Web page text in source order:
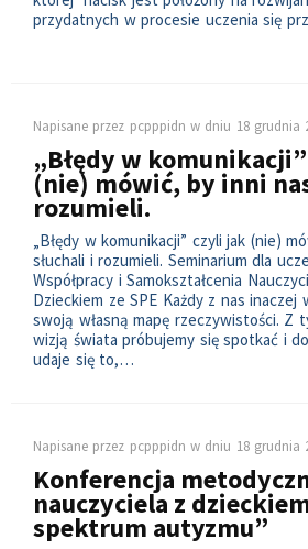
przydatnych w procesie uczenia się
Napisane przez pcpppidn w dniu 18 grudnia
„Błędy w
(nie) mówić, by inni
rozumieli.
„Błędy w komunikacji” czyli jak (nie)
słuchali i rozumieli. Seminarium dla
Współpracy i Samokształcenia
Dzieckiem ze SPE Każdy z nas inaczej
swoją własną mapę rzeczywistości. Z
wizją świata próbujemy się spotkać i
udaje się to,…
Napisane przez pcpppidn w dniu 18 grudnia
Konferencja
nauczyciela z
spektrum autyzmu”